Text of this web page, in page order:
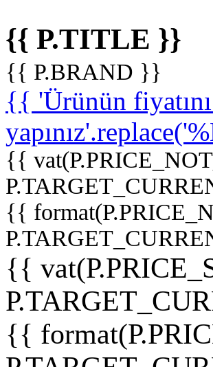
{{ P.TITLE }}
{{ P.BRAND }}
{{ 'Ürünün
{{
{{
{{
{{